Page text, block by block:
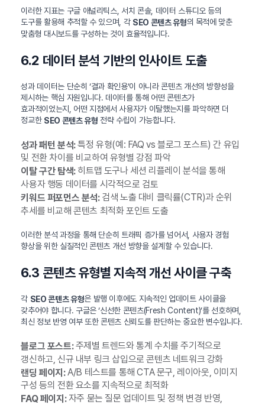
이러한 지표는 구글 애널리틱스, 서치 콘솔, 데이터 스튜디오 등의
도구를 활용해 추적할 수 있으며, 각 SEO 콘텐츠 유형의 목적에 맞춘
맞춤형 대시보드를 구성하는 것이 효율적입니다.
6.2 데이터 분석 기반의 인사이트 도출
성과 데이터는 단순히 ‘결과 확인용’이 아니라 콘텐츠 개선의 방향성을
제시하는 핵심 자원입니다. 데이터를 통해 어떤 콘텐츠가
효과적이었는지, 어떤 지점에서 사용자가 이탈했는지를 파악하면 더
정교한 SEO 콘텐츠 유형 전략 수립이 가능합니다.
성과 패턴 분석:특정 유형(예: FAQ vs 블로그 포스트) 간 유입
및 전환 차이를 비교하여 유형별 강점 파악
이탈 구간 탐색:히트맵 도구나 세션 리플레이 분석을 통해
사용자 행동 데이터를 시각적으로 검토
키워드 퍼포먼스 분석:검색 노출 대비 클릭률(CTR)과 순위
추세를 비교해 콘텐츠 최적화 포인트 도출
이러한 분석 과정을 통해 단순히 트래픽 증가를 넘어서, 사용자 경험
향상을 위한 실질적인 콘텐츠 개선 방향을 설계할 수 있습니다.
6.3 콘텐츠 유형별 지속적 개선 사이클 구축
각 SEO 콘텐츠 유형은 발행 이후에도 지속적인 업데이트 사이클을
갖추어야 합니다. 구글은 ‘신선한 콘텐츠(Fresh Content)’를 선호하며,
최신 정보 반영 여부 또한 콘텐츠 신뢰도를 판단하는 중요한 변수입니다.
블로그 포스트:주제별 트렌드와 통계 수치를 주기적으로
갱신하고, 신규 내부 링크 삽입으로 콘텐츠 네트워크 강화
랜딩 페이지:A/B 테스트를 통해 CTA 문구, 레이아웃, 이미지
구성 등의 전환 요소를 지속적으로 최적화
FAQ 페이지:자주 묻는 질문 업데이트 및 정책 변경 반영,